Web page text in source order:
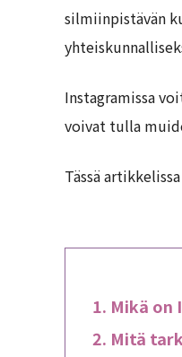
silmiinpistävän
Instagramissa
voivat tulla
Tässä
Mikä on
Mitä